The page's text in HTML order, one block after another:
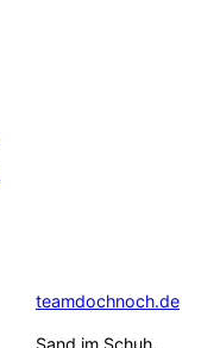
teamdochnoch.de